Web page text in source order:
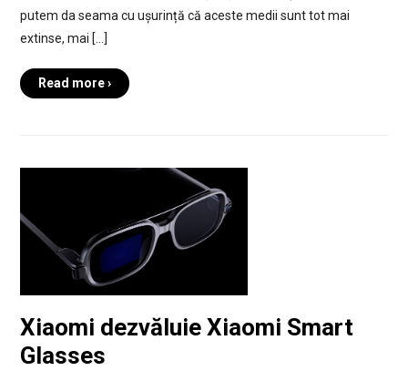
putem da seama cu ușurință că aceste medii sunt tot mai
extinse, mai […]
Read more ›
Xiaomi dezvăluie Xiaomi Smart
Glasses